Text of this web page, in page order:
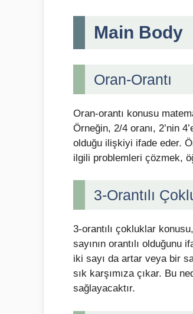
Main Body
Oran-Orantı
Oran-orantı konusu
Örneğin, 2/4 oranı, 2’nin
olduğu ilişkiyi ifade eder.
ilgili problemleri çözmek,
3-Orantılı
3-orantılı çokluklar
sayının orantılı
iki sayı da artar veya bir
sık karşımıza çıkar. Bu
sağlayacaktır.